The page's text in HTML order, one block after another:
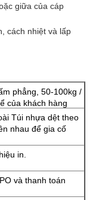
giữa của cáp
cách nhiệt và lấp
phẳng, 50-100kg /
của khách hàng
Túi nhựa dệt theo
nhau để gia cố
in.
và thanh toán